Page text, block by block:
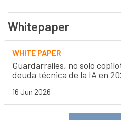
Whitepaper
WHITE PAPER
Guardarraíles, no solo
deuda técnica de la IA en
16 Jun 2026